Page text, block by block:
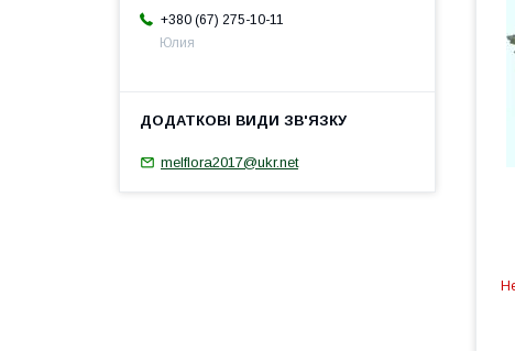
+380 (67) 275-10-11
Юлия
melflora2017@ukr.net